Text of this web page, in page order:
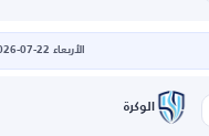
الأربعاء 22-07-2026
الوكرة